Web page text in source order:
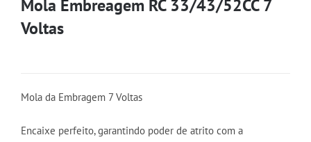
Mola Embreagem RC 33/43/52CC 7
Voltas
Mola da Embragem 7 Voltas
Encaixe perfeito, garantindo poder de atrito com a